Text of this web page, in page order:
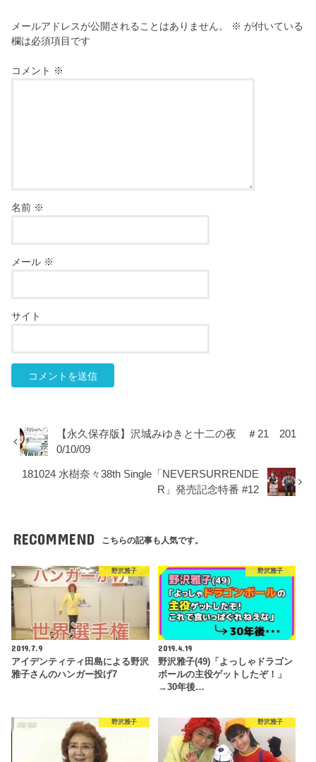
メールアドレスが公開されることはありません。 ※ が付いている
欄は必須項目です
コメント ※
名前 ※
メール ※
サイト
【永久保存版】沢城みゆきと十二の夜 ＃21 201
0/10/09
181024 水樹奈々38th Single「NEVERSURRENDE
R」発売記念特番 #12
RECOMMEND こちらの記事も人気です。
野沢雅子
2019.7.9
アイデンティティ田島による野沢
雅子さんのハンガー投げ7
野沢雅子
2019.4.19
野沢雅子(49)「よっしゃドラゴン
ボールの主役ゲットしたぞ！」
→30年後…
野沢雅子 野沢雅子